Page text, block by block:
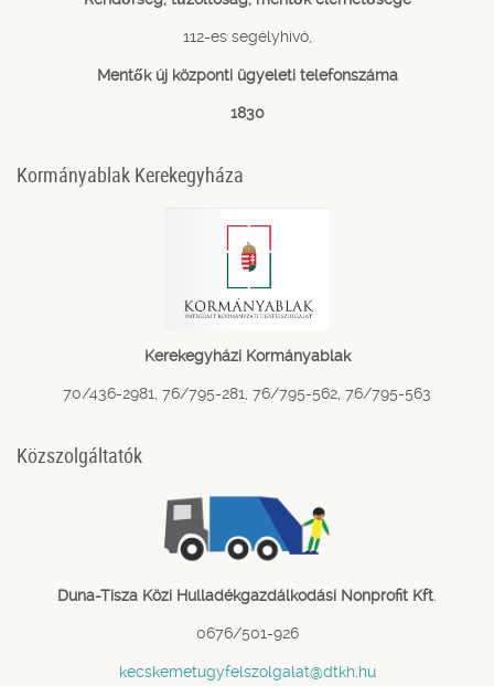
112-es segélyhívó,
Mentők új központi ügyeleti telefonszáma
1830
Kormányablak Kerekegyháza
Kerekegyházi Kormányablak
70/436-2981, 76/795-281, 76/795-562, 76/795-563
Közszolgáltatók
Duna-Tisza Közi Hulladékgazdálkodási Nonprofit Kft
0676/501-926
kecskemetugyfelszolgalat@dtkh.hu